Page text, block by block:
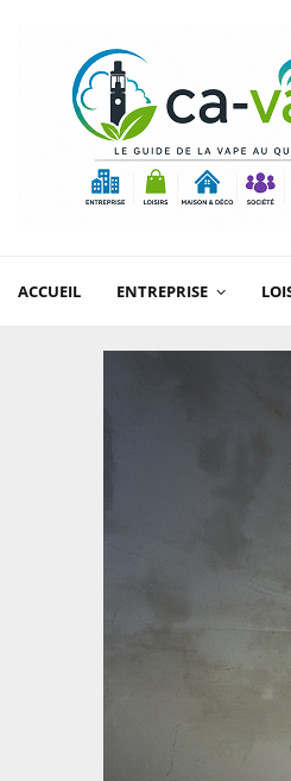
ACCUEIL ENTREPRISE